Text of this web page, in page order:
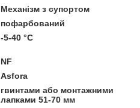
Механізм з супортом
пофарбований
-5-40 °C
NF
Asfora
гвинтами або монтажними
лапками 51-70 мм